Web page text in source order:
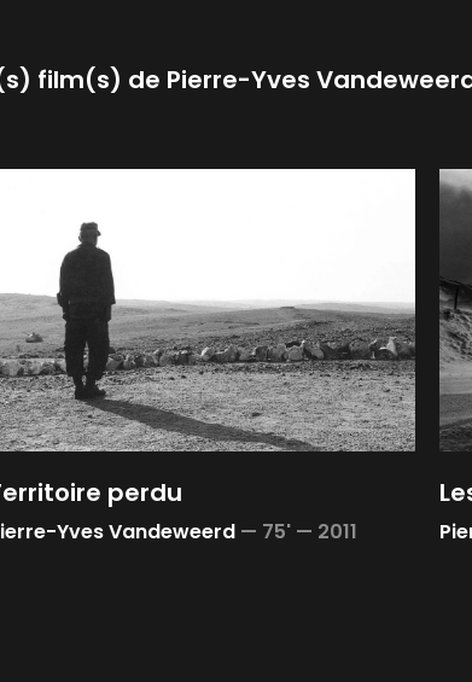
film(s) de Pierre-Yves
perdu
Yves Vandeweerd — 75' — 2011